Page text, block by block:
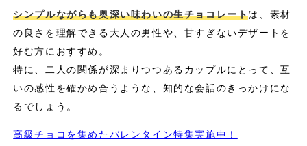
シンプルながらも奥深い味わいの生チョコレートは、素材
の良さを理解できる大人の男性や、甘すぎないデザートを
好む方におすすめ。
特に、二人の関係が深まりつつあるカップルにとって、互
いの感性を確かめ合うような、知的な会話のきっかけにな
るでしょう。
高級チョコを集めたバレンタイン特集実施中！